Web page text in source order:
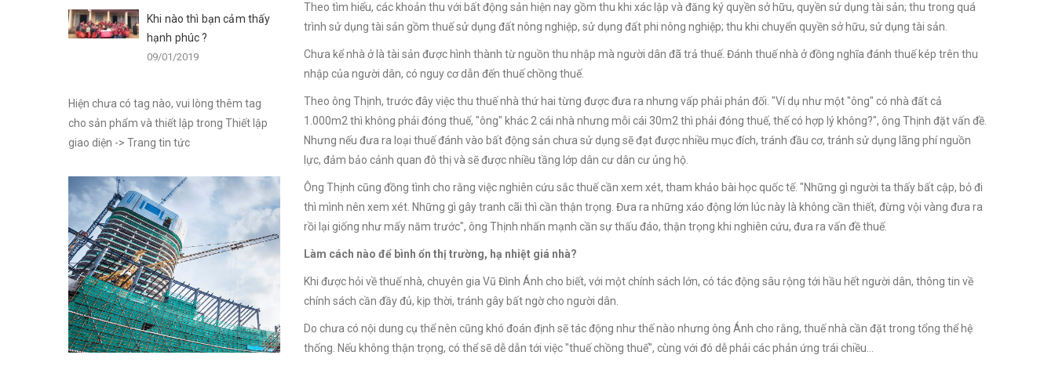
Theo tìm hiểu, các khoản thu với bất động sản hiện nay gồm thu khi xác lập và đăng ký quyền sở hữu, quyền sử dụng tài sản; thu trong quá
trình sử dụng tài sản gồm thuế sử dụng đất nông nghiệp, sử dụng đất phi nông nghiệp; thu khi chuyển quyền sở hữu, sử dụng tài sản.
Chưa kể nhà ở là tài sản được hình thành từ nguồn thu nhập mà người dân đã trả thuế. Đánh thuế nhà ở đồng nghĩa đánh thuế kép trên thu
nhập của người dân, có nguy cơ dẫn đến thuế chồng thuế.
Theo ông Thịnh, trước đây việc thu thuế nhà thứ hai từng được đưa ra nhưng vấp phải phản đối. "Ví dụ như một "ông" có nhà đất cả
1.000m2 thì không phải đóng thuế, "ông" khác 2 cái nhà nhưng mỗi cái 30m2 thì phải đóng thuế, thế có hợp lý không?", ông Thịnh đặt vấn đề.
Nhưng nếu đưa ra loại thuế đánh vào bất động sản chưa sử dụng sẽ đạt được nhiều mục đích, tránh đầu cơ, tránh sử dụng lãng phí nguồn
lực, đảm bảo cảnh quan đô thị và sẽ được nhiều tầng lớp dân cư dân cư ủng hộ.
Ông Thịnh cũng đồng tình cho rằng việc nghiên cứu sắc thuế cần xem xét, tham khảo bài học quốc tế. "Những gì người ta thấy bất cập, bỏ đi
thì mình nên xem xét. Những gì gây tranh cãi thì cần thận trọng. Đưa ra những xáo động lớn lúc này là không cần thiết, đừng vội vàng đưa ra
rồi lại giống như mấy năm trước", ông Thịnh nhấn mạnh cần sự thấu đáo, thận trọng khi nghiên cứu, đưa ra vấn đề thuế.
Làm cách nào để bình ổn thị trường, hạ nhiệt giá nhà?
Khi được hỏi về thuế nhà, chuyên gia Vũ Đình Ánh cho biết, với một chính sách lớn, có tác động sâu rộng tới hầu hết người dân, thông tin về
chính sách cần đầy đủ, kịp thời, tránh gây bất ngờ cho người dân.
Do chưa có nội dung cụ thể nên cũng khó đoán định sẽ tác động như thế nào nhưng ông Ánh cho rằng, thuế nhà cần đặt trong tổng thể hệ
thống. Nếu không thận trọng, có thể sẽ dễ dẫn tới việc "thuế chồng thuế", cùng với đó dễ phải các phản ứng trái chiều…
Khi nào thì bạn cảm thấy
hạnh phúc ?
09/01/2019
Hiện chưa có tag nào, vui lòng thêm tag
cho sản phẩm và thiết lập trong Thiết lập
giao diện -> Trang tin tức